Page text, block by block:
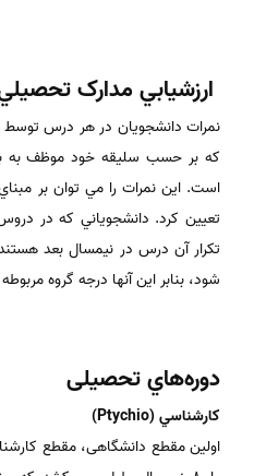
ارزشيابي مدارک
نمرات دانشجويان در هر درس
كه بر حسب سليقه خود موظف به
است. اين نمرات را مي توان بر
تعيين كرد. دانشجوياني كه در
تكرار آن درس در نيمسال بعد
شود، بنابر اين آنها درجه گروه
دوره‌هاي‌ تحصیلی
كارشناسي (Ptychio)